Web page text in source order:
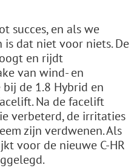
succes, en als we
dat niet voor niets. De
en rijdt
van wind- en
de 1.8 Hybrid en
Na de facelift
verbeterd, de irritaties
zijn verdwenen. Als
voor de nieuwe C-HR